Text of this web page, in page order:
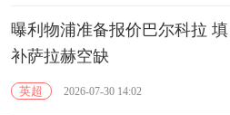
曝利物浦准备报价巴尔科拉 填
补萨拉赫空缺
英超 2026-07-30 14:02